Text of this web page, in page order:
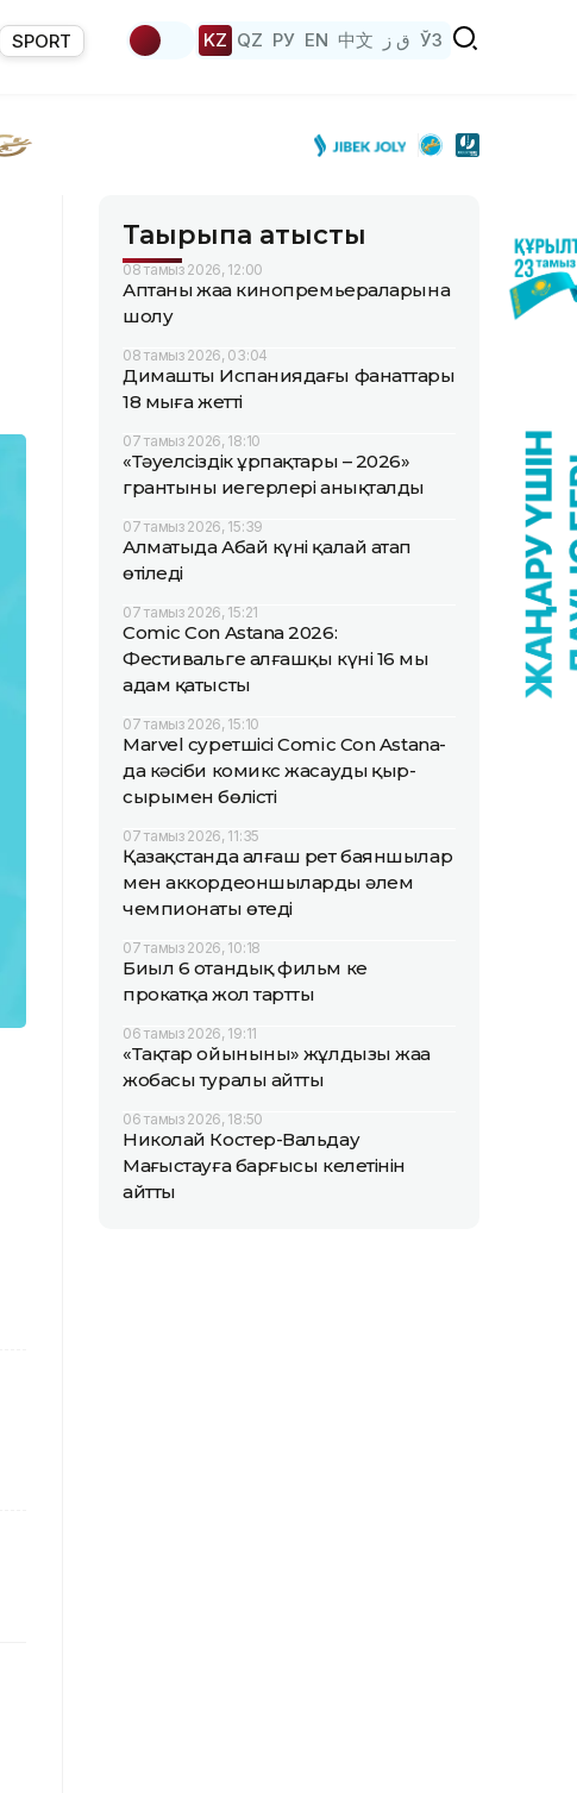
SPORT KZ QZ РУ EN 中文 ق ز ЎЗ
Тақырыпқа қатысты
08 тамыз 2026, 12:00
Аптаның жаңа кинопремьераларына
шолу
08 тамыз 2026, 03:04
Димаштың Испаниядағы фанаттары
18 мыңға жетті
07 тамыз 2026, 18:10
«Тәуелсіздік ұрпақтары – 2026»
грантының иегерлері анықталды
07 тамыз 2026, 15:39
Алматыда Абай күні қалай атап
өтіледі
07 тамыз 2026, 15:21
Comic Con Astana 2026:
Фестивальге алғашқы күні 16 мың
адам қатысты
07 тамыз 2026, 15:10
Marvel суретшісі Comic Con Astana-
да кәсіби комикс жасаудың қыр-
сырымен бөлісті
07 тамыз 2026, 11:35
Қазақстанда алғаш рет баяншылар
мен аккордеоншылардың әлем
чемпионаты өтеді
07 тамыз 2026, 10:18
Биыл 6 отандық фильм кең
прокатқа жол тартты
06 тамыз 2026, 19:11
«Тақтар ойынының» жұлдызы жаңа
жобасы туралы айтты
06 тамыз 2026, 18:50
Николай Костер-Вальдау
Маңғыстауға барғысы келетінін
айтты